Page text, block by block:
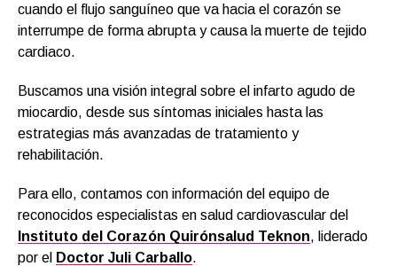
cuando el flujo sanguíneo que va hacia el corazón se
interrumpe de forma abrupta y causa la muerte de tejido
cardiaco.
Buscamos una visión integral sobre el infarto agudo de
miocardio, desde sus síntomas iniciales hasta las
estrategias más avanzadas de tratamiento y
rehabilitación.
Para ello, contamos con información del equipo de
reconocidos especialistas en salud cardiovascular del
Instituto del Corazón Quirónsalud Teknon, liderado
por el Doctor Juli Carballo.